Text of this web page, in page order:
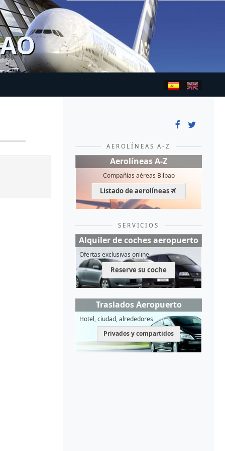
AEROLÍNEAS A-Z
Aerolíneas A-Z
Compañías aéreas Bilbao
Listado de aerolíneas
SERVICIOS
Alquiler de coches aeropuerto
Ofertas exclusivas online
Reserve su coche
Traslados Aeropuerto
Hotel, ciudad, alrededores
Privados y compartidos